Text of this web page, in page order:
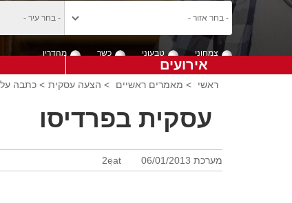
צמחוני טבעוני כשר מהדרין
אירועים
ראשי > מאמרים ראשיים > הצעה עסקית > כתבה על
עסקית בפרדיסו
מערכת 2eat 06/01/2013